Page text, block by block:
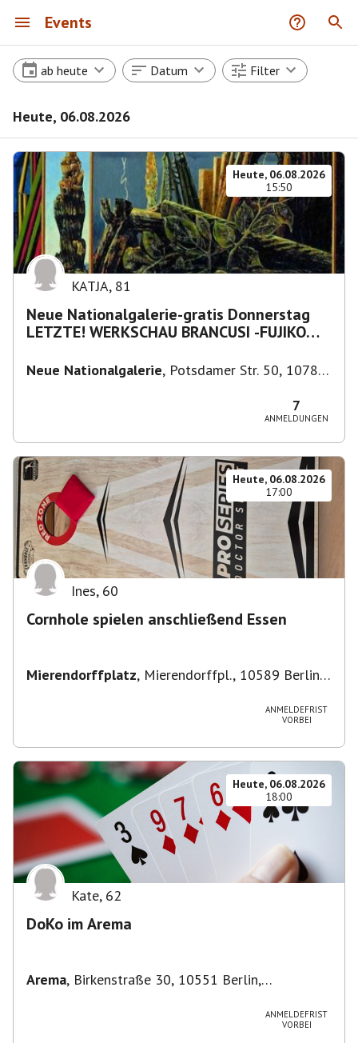
Events
ab heute Datum Filter
Heute, 06.08.2026
Heute, 06.08.2026
15:50
KATJA, 81
Neue Nationalgalerie-gratis Donnerstag
LETZTE! WERKSCHAU BRANCUSI -FUJIKO
Neue Nationalgalerie, Potsdamer Str. 50, 10785
7
ANMELDUNGEN
Heute, 06.08.2026
17:00
Ines, 60
Cornhole spielen anschließend Essen
Mierendorffplatz, Mierendorffpl., 10589 Berlin-
ANMELDEFRIST
VORBEI
Heute, 06.08.2026
18:00
Kate, 62
DoKo im Arema
Arema, Birkenstraße 30, 10551 Berlin,
ANMELDEFRIST
VORBEI